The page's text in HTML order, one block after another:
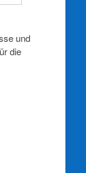
und
die